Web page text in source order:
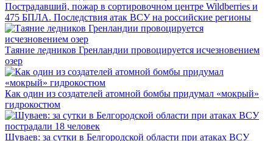
Пострадавший, пожар в сортировочном центре Wildberries и
475 БПЛА. Последствия атак ВСУ на российские регионы
Таяние ледников Гренландии провоцируется исчезновением
озер
Как один из создателей атомной бомбы придумал «мокрый»
гидрокостюм
Шуваев: за сутки в Белгородской области при атаках ВСУ